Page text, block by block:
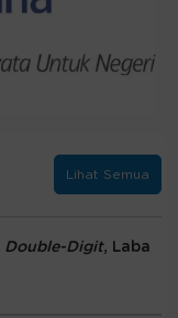
Lihat Semua
Double-Digit, Laba